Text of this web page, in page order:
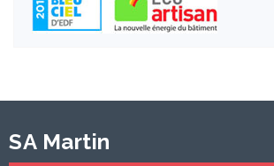
SA Martin